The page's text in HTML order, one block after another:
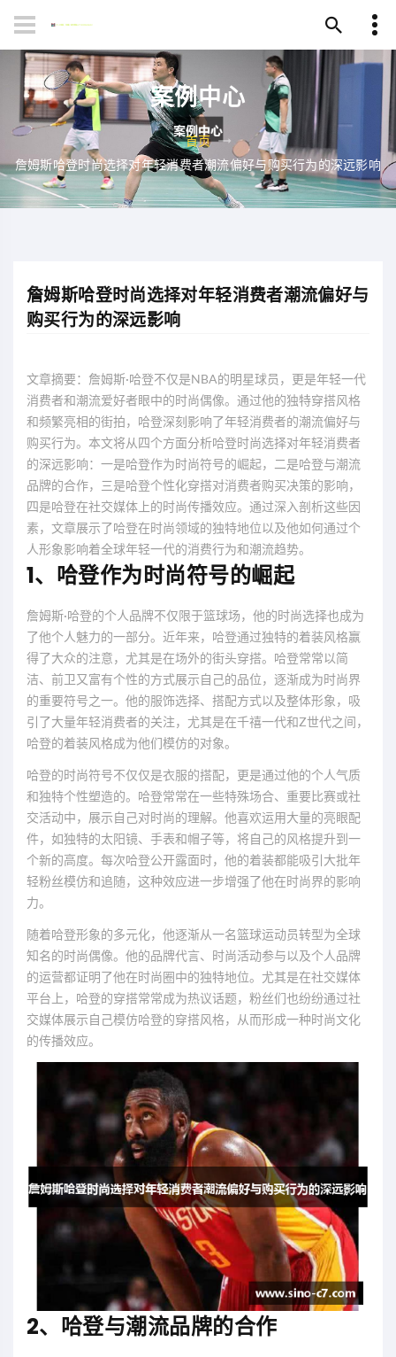
案例中心
首页
詹姆斯哈登时尚选择对年轻消费者潮流偏好与购买行为的深远影响
詹姆斯哈登时尚选择对年轻消费者潮流偏好与
购买行为的深远影响
文章摘要：詹姆斯·哈登不仅是NBA的明星球员，更是年轻一代
消费者和潮流爱好者眼中的时尚偶像。通过他的独特穿搭风格
和频繁亮相的街拍，哈登深刻影响了年轻消费者的潮流偏好与
购买行为。本文将从四个方面分析哈登时尚选择对年轻消费者
的深远影响：一是哈登作为时尚符号的崛起，二是哈登与潮流
品牌的合作，三是哈登个性化穿搭对消费者购买决策的影响，
四是哈登在社交媒体上的时尚传播效应。通过深入剖析这些因
素，文章展示了哈登在时尚领域的独特地位以及他如何通过个
人形象影响着全球年轻一代的消费行为和潮流趋势。
1、哈登作为时尚符号的崛起
詹姆斯·哈登的个人品牌不仅限于篮球场，他的时尚选择也成为
了他个人魅力的一部分。近年来，哈登通过独特的着装风格赢
得了大众的注意，尤其是在场外的街头穿搭。哈登常常以简
洁、前卫又富有个性的方式展示自己的品位，逐渐成为时尚界
的重要符号之一。他的服饰选择、搭配方式以及整体形象，吸
引了大量年轻消费者的关注，尤其是在千禧一代和Z世代之间，
哈登的着装风格成为他们模仿的对象。
哈登的时尚符号不仅仅是衣服的搭配，更是通过他的个人气质
和独特个性塑造的。哈登常常在一些特殊场合、重要比赛或社
交活动中，展示自己对时尚的理解。他喜欢运用大量的亮眼配
件，如独特的太阳镜、手表和帽子等，将自己的风格提升到一
个新的高度。每次哈登公开露面时，他的着装都能吸引大批年
轻粉丝模仿和追随，这种效应进一步增强了他在时尚界的影响
力。
随着哈登形象的多元化，他逐渐从一名篮球运动员转型为全球
知名的时尚偶像。他的品牌代言、时尚活动参与以及个人品牌
的运营都证明了他在时尚圈中的独特地位。尤其是在社交媒体
平台上，哈登的穿搭常常成为热议话题，粉丝们也纷纷通过社
交媒体展示自己模仿哈登的穿搭风格，从而形成一种时尚文化
的传播效应。
2、哈登与潮流品牌的合作